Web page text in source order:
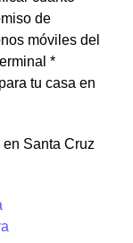
de
móviles del
*
tu casa en
Santa Cruz